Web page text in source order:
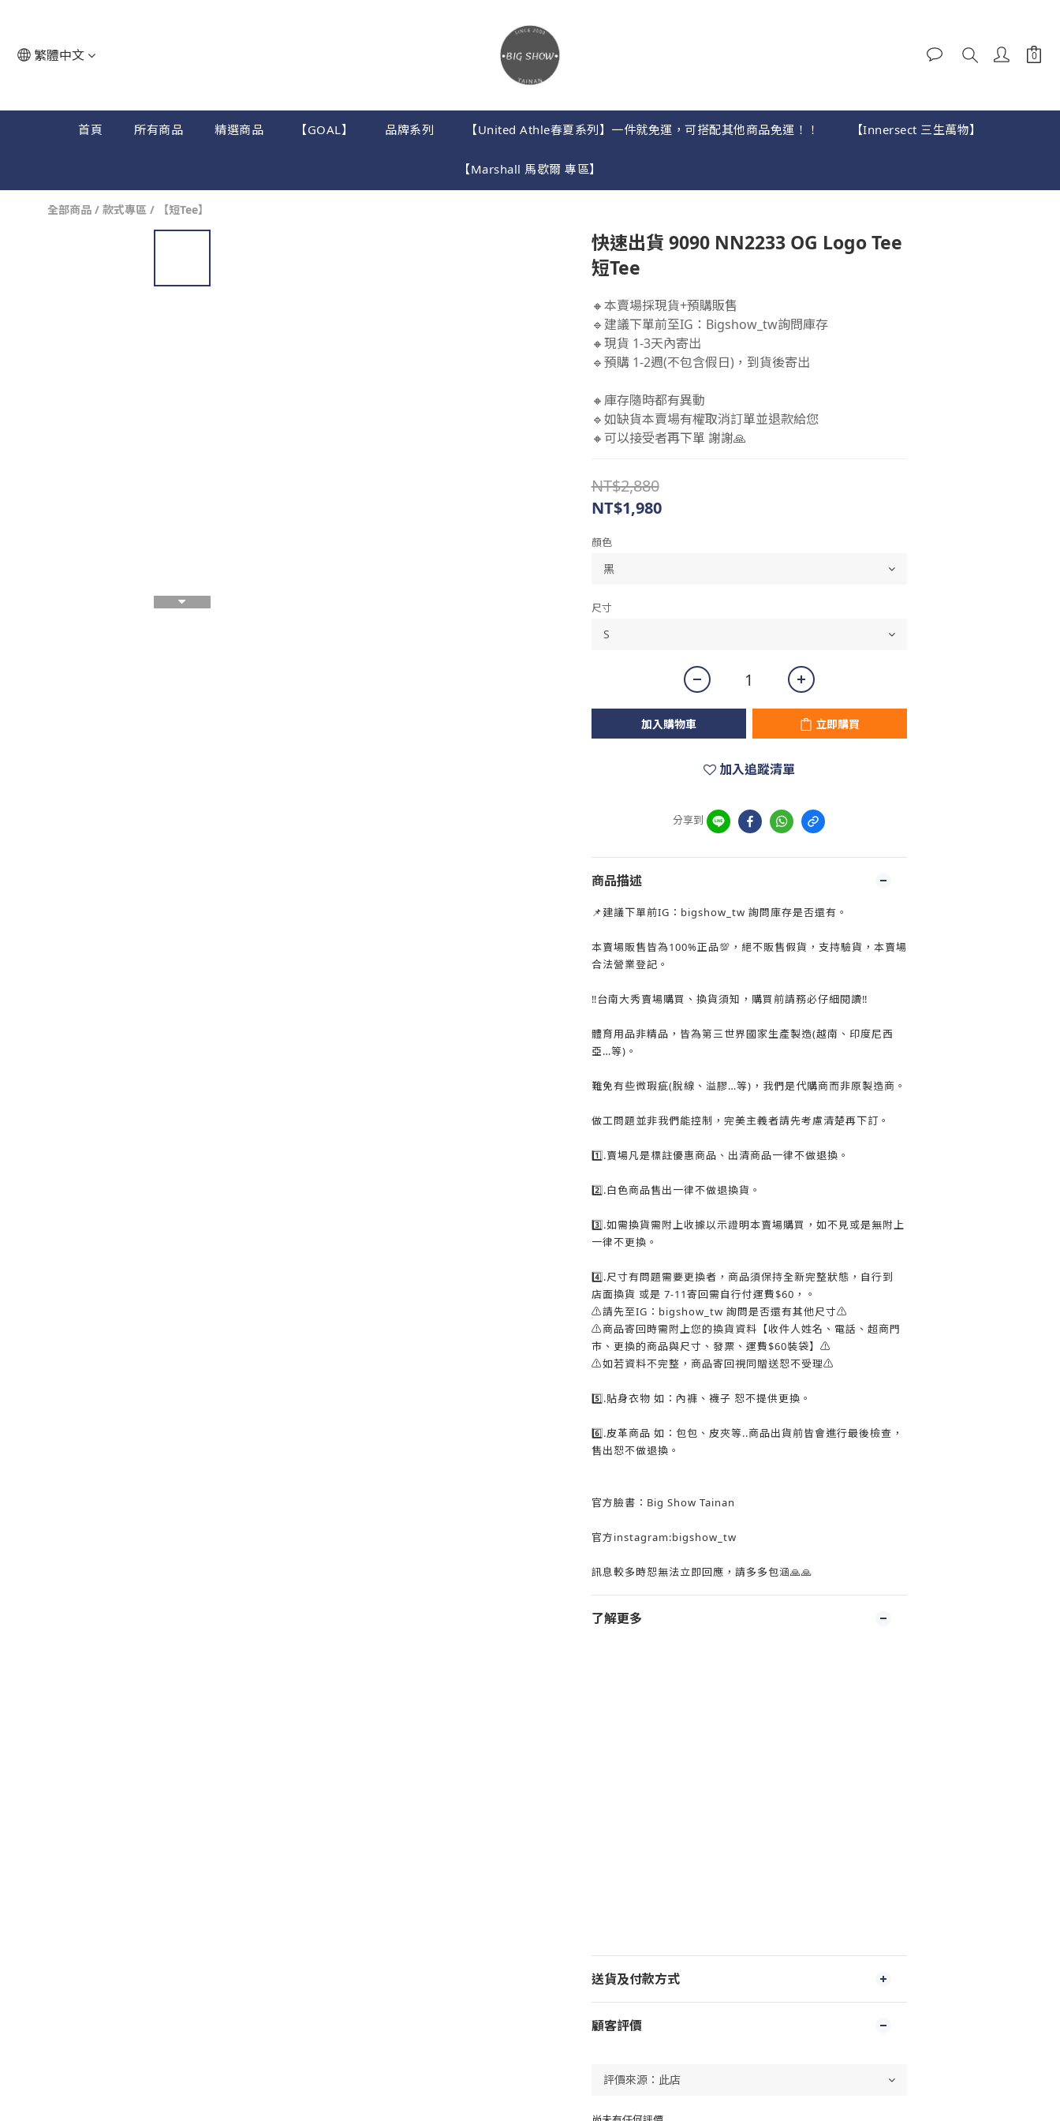
繁體中文
首頁 所有商品 精選商品 【GOAL】 品牌系列 【United Athle春夏系列】一件就免運，可搭配其他商品免運！！ 【Innersect 三生萬物】
【Marshall 馬歇爾 專區】
全部商品 / 款式專區 / 【短Tee】
快速出貨 9090 NN2233 OG Logo Tee
短Tee
🔸本賣場採現貨+預購販售
🔹建議下單前至IG：Bigshow_tw詢問庫存
🔸現貨 1-3天內寄出
🔹預購 1-2週(不包含假日)，到貨後寄出
🔸庫存隨時都有異動
🔹如缺貨本賣場有權取消訂單並退款給您
🔸可以接受者再下單 謝謝🙏
NT$2,880
NT$1,980
顏色
尺寸
加入購物車 立即購買
加入追蹤清單
分享到
商品描述
📌建議下單前IG：bigshow_tw 詢問庫存是否還有。
本賣場販售皆為100%正品💯，絕不販售假貨，支持驗貨，本賣場
合法營業登記。
‼️台南大秀賣場購買、換貨須知，購買前請務必仔細閱讀‼️
體育用品非精品，皆為第三世界國家生產製造(越南、印度尼西
亞…等)。
難免有些微瑕疵(脫線、溢膠…等)，我們是代購商而非原製造商。
做工問題並非我們能控制，完美主義者請先考慮清楚再下訂。
1️⃣.賣場凡是標註優惠商品、出清商品一律不做退換。
2️⃣.白色商品售出一律不做退換貨。
3️⃣.如需換貨需附上收據以示證明本賣場購買，如不見或是無附上
一律不更換。
4️⃣.尺寸有問題需要更換者，商品須保持全新完整狀態，自行到
店面換貨 或是 7-11寄回需自行付運費$60，。
⚠️請先至IG：bigshow_tw 詢問是否還有其他尺寸⚠️
⚠️商品寄回時需附上您的換貨資料【收件人姓名、電話、超商門
市、更換的商品與尺寸、發票、運費$60裝袋】⚠️
⚠️如若資料不完整，商品寄回視同贈送恕不受理⚠️
5️⃣.貼身衣物 如：內褲、襪子 恕不提供更換。
6️⃣.皮革商品 如：包包、皮夾等..商品出貨前皆會進行最後檢查，
售出恕不做退換。
官方臉書：Big Show Tainan
官方instagram:bigshow_tw
訊息較多時恕無法立即回應，請多多包涵🙏🙏
了解更多
送貨及付款方式
顧客評價